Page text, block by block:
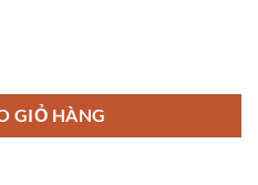
GIỎ HÀNG